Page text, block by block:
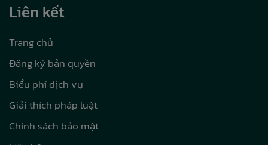
Liên kết
Trang chủ
Đăng ký bản quyền
Biểu phí dịch vụ
Giải thích pháp luật
Chính sách bảo mật